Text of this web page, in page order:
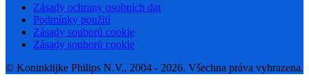
Zásady ochrany osobních dat
Podmínky použití
Zásady souborů cookie
Zásady souborů cookie
© Koninklijke Philips N.V., 2004 - 2026. Všechna práva vyhrazena.